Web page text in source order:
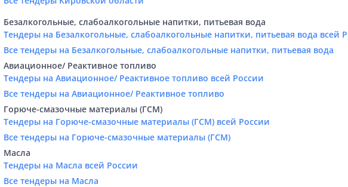
Безалкогольные, слабоалкогольные напитки, питьевая вода
Тендеры на Безалкогольные, слабоалкогольные напитки, питьевая вода всей
Все тендеры на Безалкогольные, слабоалкогольные напитки, питьевая вода
Авиационное/ Реактивное топливо
Тендеры на Авиационное/ Реактивное топливо всей России
Все тендеры на Авиационное/ Реактивное топливо
Горюче-смазочные материалы (ГСМ)
Тендеры на Горюче-смазочные материалы (ГСМ) всей России
Все тендеры на Горюче-смазочные материалы (ГСМ)
Масла
Тендеры на Масла всей России
Все тендеры на Масла